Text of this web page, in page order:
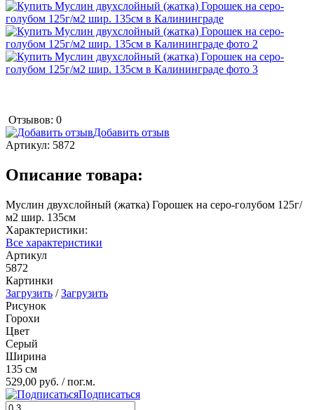
Отзывов: 0
Добавить отзыв
Артикул: 5872
Описание товара:
Муслин двухслойный (жатка) Горошек на серо-голубом 125г/
м2 шир. 135см
Характеристики:
Все характеристики
Артикул
5872
Картинки
Загрузить /Загрузить
Рисунок
Горохи
Цвет
Серый
Ширина
135 см
529,00 руб. / пог.м.
Подписаться